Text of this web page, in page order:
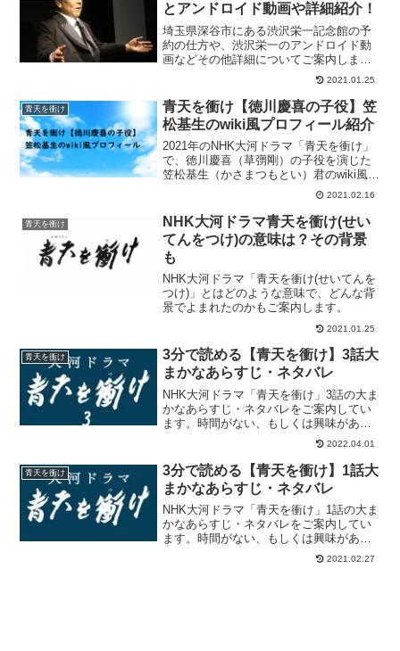
とアンドロイド動画や詳細紹介！
埼玉県深谷市にある渋沢栄一記念館の予
約の仕方や、渋沢栄一のアンドロイド動
画などその他詳細についてご案内しま
2021.01.25
青天を衝け
青天を衝け【徳川慶喜の子役】笠
松基生のwiki風プロフィール紹介
2021年のNHK大河ドラマ「青天を衝け」
で、徳川慶喜（草彅剛）の子役を演じた
笠松基生（かさまつもとい）君のwiki風プ
2021.02.16
青天を衝け
NHK大河ドラマ青天を衝け(せい
てんをつけ)の意味は？その背景
も
NHK大河ドラマ「青天を衝け(せいてんを
つけ)」とはどのような意味で、どんな背
景でよまれたのかもご案内します。
2021.01.25
青天を衝け
3分で読める【青天を衝け】3話大
まかなあらすじ・ネタバレ
NHK大河ドラマ「青天を衝け」3話の大ま
かなあらすじ・ネタバレをご案内してい
ます。時間がない、もしくは興味があま
りないけれど職場などでのコミュニケー
ションツールとして内容をおさえておき
たい方への簡単なあらすじ紹介です。
【新品】単行本(実用)...
2022.04.01
青天を衝け
3分で読める【青天を衝け】1話大
まかなあらすじ・ネタバレ
NHK大河ドラマ「青天を衝け」1話の大ま
かなあらすじ・ネタバレをご案内してい
ます。時間がない、もしくは興味があま
りないけれど職場などでのコミュニケー
ションツールとして内容をおさえておき
2021.02.27